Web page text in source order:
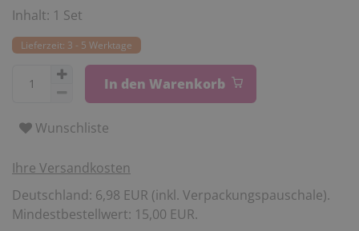
Inhalt: 1 Set
Lieferzeit: 3 - 5 Werktage
In den Warenkorb
Wunschliste
Ihre Versandkosten
Deutschland: 6,98 EUR (inkl. Verpackungspauschale).
Mindestbestellwert: 15,00 EUR.